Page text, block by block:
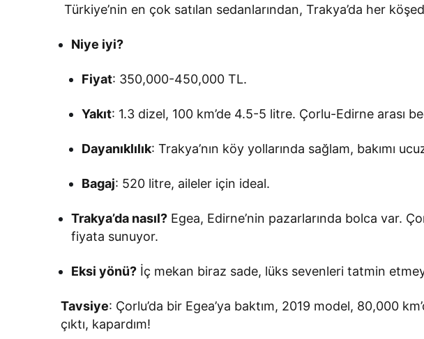
Türkiye’nin en çok satılan sedanlarından, Trakya’da her
Niye iyi?
Fiyat: 350,000-450,000 TL.
Yakıt: 1.3 dizel, 100 km’de 4.5-5 litre. Çorlu-Edirne arası
Dayanıklılık: Trakya’nın köy yollarında sağlam, bakımı
Bagaj: 520 litre, aileler için ideal.
Trakya’da nasıl? Egea, Edirne’nin pazarlarında bolca var.
fiyata sunuyor.
Eksi yönü? İç mekan biraz sade, lüks sevenleri tatmin
Tavsiye: Çorlu’da bir Egea’ya baktım, 2019 model, 80,000
çıktı, kapardım!